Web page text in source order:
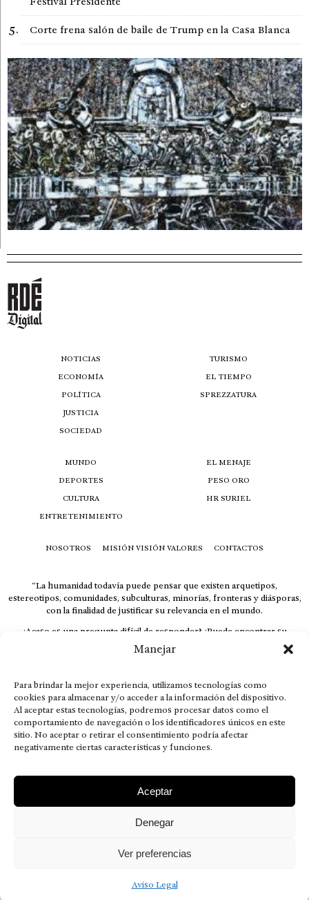
Manejar
Para brindar la mejor experiencia, utilizamos tecnologías como
cookies para almacenar y/o acceder a la información del dispositivo.
Al aceptar estas tecnologías, podremos procesar datos como el
comportamiento de navegación o los identificadores únicos en este
sitio. No aceptar o retirar el consentimiento podría afectar
negativamente ciertas características y funciones.
Aceptar
Denegar
Ver preferencias
Aviso Legal
Corte frena salón de baile de Trump en la Casa Blanca
NOTICIAS
ECONOMÍA
POLÍTICA
JUSTICIA
SOCIEDAD
TURISMO
EL TIEMPO
SPREZZATURA
MUNDO
DEPORTES
CULTURA
ENTRETENIMIENTO
EL MENAJE
PESO ORO
HR SURIEL
NOSOTROS MISIÓN VISIÓN VALORES CONTACTOS
“La humanidad todavía puede pensar que existen arquetipos,
estereotipos, comunidades, subculturas, minorías, fronteras y diásporas,
con la finalidad de justificar su relevancia en el mundo.
¿Acaso es una pregunta difícil de responder? ¿Puede encontrar su
respuesta al instante, otorgando al receptor cuestionado espacio y
velocidad suficiente para responder correctamente? De no ser así, el que
El concepto de familia no está limitado exclusivamente a la sangre; seres
que surgen en nuestro diario vivir suelen pesar más que los
emparentados. Más bien, el apego de estas dos versiones de seres
queridos mueve ideales provenientes de sus vivencias.
This is for nuestra gente.” – HRSuriel
MISIÓN VISIÓN VALORES
CONTACTOS
2026 RDÉ Digital, todos los derechos reservados.